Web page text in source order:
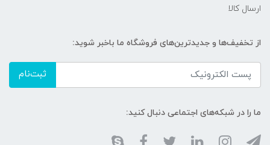
ارسال کالا
از تخفیف‌ها و جدیدترین‌های فروشگاه ما باخبر شوید:
ثبت‌نام
ما را در شبکه‌های اجتماعی دنبال کنید: